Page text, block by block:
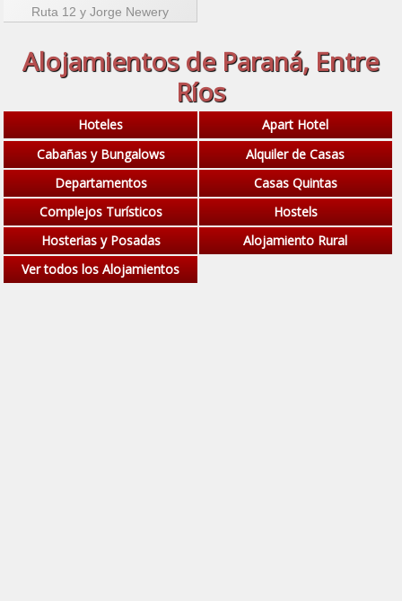
Ruta 12 y Jorge Newery
Alojamientos de Paraná, Entre
Ríos
Hoteles
Apart Hotel
Cabañas y Bungalows
Alquiler de Casas
Departamentos
Casas Quintas
Complejos Turísticos
Hostels
Hosterias y Posadas
Alojamiento Rural
Ver todos los Alojamientos